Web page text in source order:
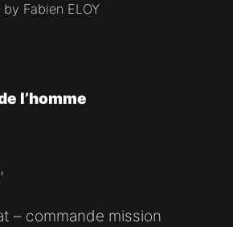
by Fabien ELOY
l’homme
– commande mission